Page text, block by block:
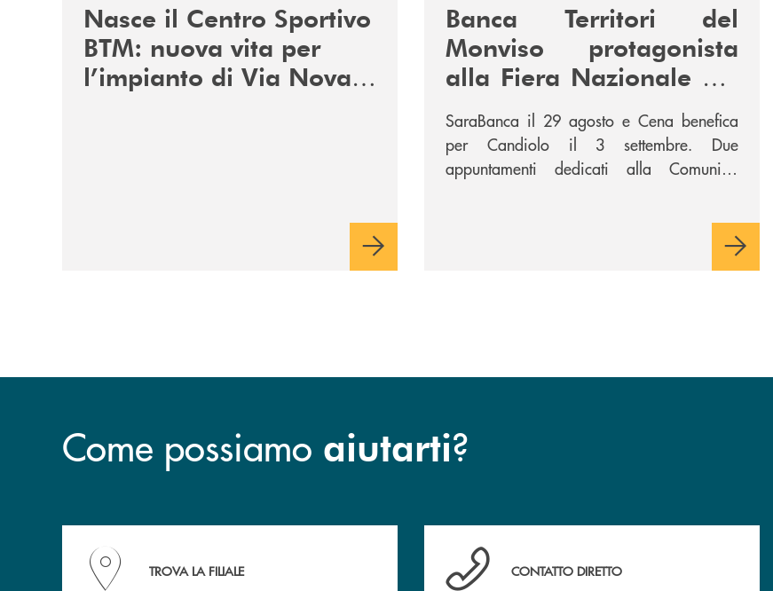
Nasce il Centro Sportivo
BTM: nuova vita per
l’impianto di Via Novara
Banca Territori del
Monviso protagonista
alla Fiera Nazionale del
Peperone con
SARABANCA e la Cena
per la Ricerca
SaraBanca il 29 agosto e Cena benefica
per Candiolo il 3 settembre. Due
appuntamenti dedicati alla Comunità,
Come possiamo aiutarti?
Accedi all' elenco completo delle filiali della Banca.
TROVA LA FILIALE
Hai bisogno di assistenza immediata? Contattaci !
CONTATTO DIRETTO